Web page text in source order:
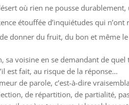
où rien ne pousse
étouffée d’inquiétudes qui
donner du fruit, du bon et même
sa voisine en se demandant de
est fait, au risque de la réponse…
de parole, c’est-à-dire
de répartition, de partialité,